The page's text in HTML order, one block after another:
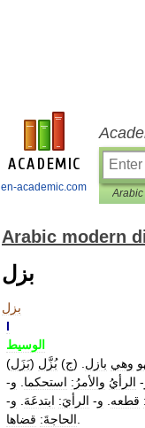
en-academic.com
Arabic modern
بزل
بزل
I
الوسيط
(بَزَل) وهي بازل . (ج)بُزَّل
- الرأيُ والأمرُ: استحكما و-
قطعه و- الرأيَ: ابتدعَهَ و-
الحاجةَ: قضاها